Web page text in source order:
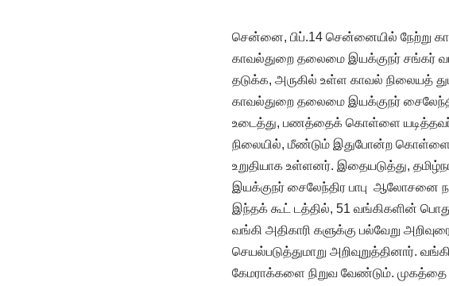
சென்னை, பிப்.14 சென்னையில் நேற்று
காவல்துறை தலைமை இயக்குநர் சங்கர்
தடுக்க, அருகில் உள்ள காவல் நிலையத்
காவல்துறை தலைமை இயக்குநர்
உடைத்து, பணத்தைக் கொள்ளை
நிலையில், மீண்டும் இதுபோன்ற கொள்ளை
உறுதியாக உள்ளனர். இதையடுத்து,
இயக்குநர் சைலேந்திர பாபு ஆலோசனை
இந்தக் கூட் டத்தில், 51 வங்கிகளின்
வங்கி அதிகாரி களுக்கு பல்வேறு
செயல்படுத்துமாறு
கேமராக்களை நிறுவ வேண்டும்.